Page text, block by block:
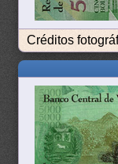
Créditos